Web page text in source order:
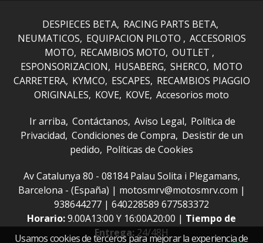
DESPIECES BETA RACING PARTS BETA
NEUMATICOS EQUIPACION PILOTO
ACCESORIOS
MOTO RECAMBIOS MOTO OUTLET
ESPONSORIZACION
HUSABERG SHERCO MOTO
CARRETERA KYMCO ESCAPES RECAMBIOS PIAGGIO
ORIGINALES KOVE KOVE Accesorios moto
Ir arriba Contáctanos Aviso Legal Política de
Privacidad Condiciones de Compra Desistir de un
pedido Políticas de Cookies
Av Catalunya 80 - 08184 Palau Solita i Plegamans,
Barcelona - (España) | motosmrv@motosmrv.com |
938644277 | 640228589 677583372
Horario:9.00A13:00 Y 16:00A20:00 | Tiempo de
Entrega: 24/48H
Usamos cookies de terceros para mejorar la experiencia de